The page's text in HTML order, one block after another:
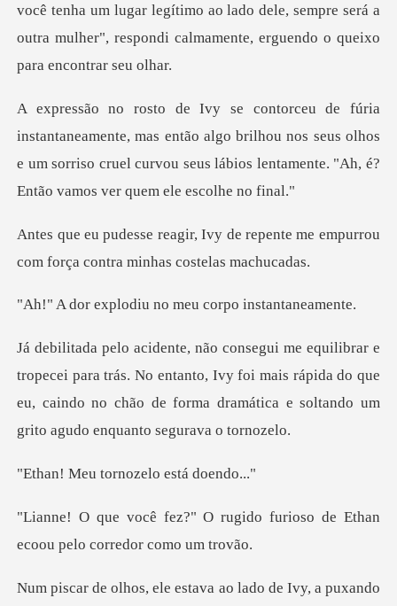
você tenha um lugar legítimo ao lado de
as então algo brilhou nos seus olhos
e um sorriso cruel curvou seus l
de repente me empurrou
com força
diu no meu corpo
a trás. No entanto, Ivy foi mais rápida do que
eu, caindo no chão de f
tornozelo es
ugido furioso de Ethan
ecoou